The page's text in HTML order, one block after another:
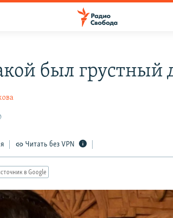
был грустный
Читать без VPN
в Google